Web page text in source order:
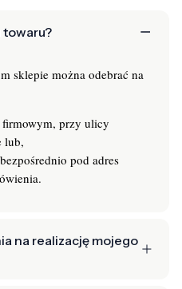
towaru?
sklepie można odebrać na
firmowym, przy ulicy
lub,
pod adres
na realizację mojego